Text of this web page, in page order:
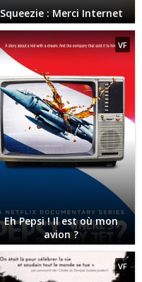
Squeezie : Merci Internet
VF
Eh Pepsi ! Il est où mon
avion ?
VF